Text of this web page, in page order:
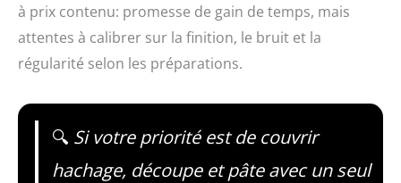
à prix contenu: promesse de gain de temps, mais
attentes à calibrer sur la finition, le bruit et la
régularité selon les préparations.
🔍 Si votre priorité est de couvrir
hachage, découpe et pâte avec un seul